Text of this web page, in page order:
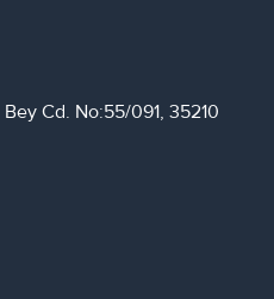
Cd. No:55/091, 35210